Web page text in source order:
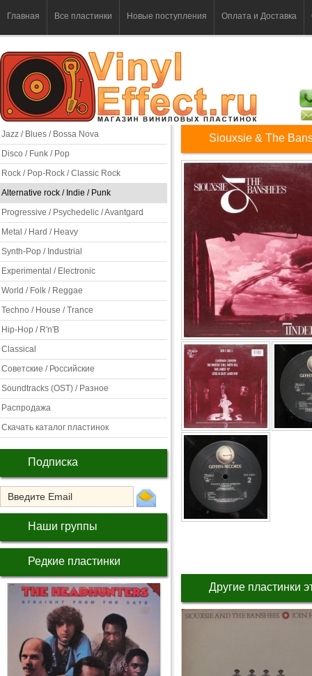
Главная Все пластинки Новые поступления Оплата и Доставка
Jazz / Blues / Bossa Nova
Disco / Funk / Pop
Rock / Pop-Rock / Classic Rock
Alternative rock / Indie / Punk
Progressive / Psychedelic / Avantgard
Metal / Hard / Heavy
Synth-Pop / Industrial
Experimental / Electronic
World / Folk / Reggae
Techno / House / Trance
Hip-Hop / R'n'B
Classical
Советские / Российские
Soundtracks (OST) / Разное
Распродажа
Скачать каталог пластинок
Подписка
Наши группы
Редкие пластинки
Siouxsie & The
Другие пластинки